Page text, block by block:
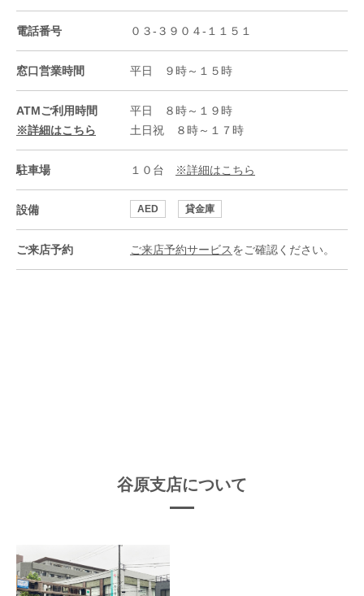
電話番号 ０３-３９０４-１１５１
窓口営業時間 平日 ９時～１５時
ATMご利用時間
※詳細はこちら
平日 ８時～１９時
土日祝 ８時～１７時
駐車場 １０台 ※詳細はこちら
設備 AED 貸金庫
ご来店予約 ご来店予約サービスをご確認ください。
谷原支店について